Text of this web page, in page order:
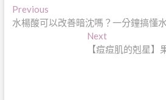
文
章
PreviousPrevious
post:
水楊酸可以改善暗沈嗎？一分鐘搞懂
NextNext
post:
【痘痘肌的剋星